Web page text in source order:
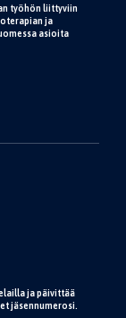
työhön liittyviin
ja
asioita
ja päivittää
jäsennumerosi.